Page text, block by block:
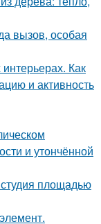
вызов, особая
Как
и активность
и утончённой
площадью